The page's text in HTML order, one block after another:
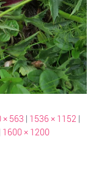
× 563 | 1536 × 1152 |
1600 × 1200